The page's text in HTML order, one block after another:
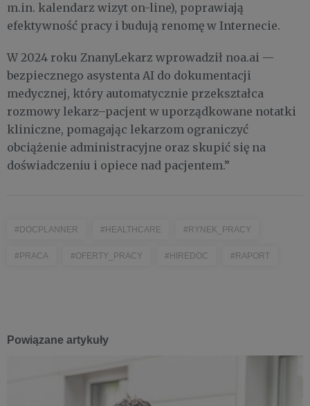
m.in. kalendarz wizyt on-line), poprawiają
efektywność pracy i budują renomę w Internecie.
W 2024 roku ZnanyLekarz wprowadził noa.ai —
bezpiecznego asystenta AI do dokumentacji
medycznej, który automatycznie przekształca
rozmowy lekarz–pacjent w uporządkowane notatki
kliniczne, pomagając lekarzom ograniczyć
obciążenie administracyjne oraz skupić się na
doświadczeniu i opiece nad pacjentem.”
#DOCPLANNER #HEALTHCARE #RYNEK_PRACY
#PRACA #OFERTY_PRACY #HIREDOC #RAPORT
Powiązane artykuły